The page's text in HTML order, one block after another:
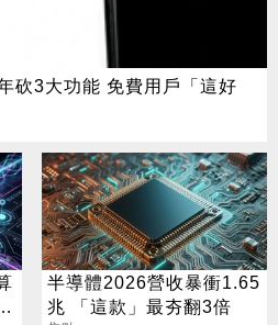
砍3大功能 免費用戶「這好
半導體2026營收暴衝1.65
兆 「這款」最夯翻3倍